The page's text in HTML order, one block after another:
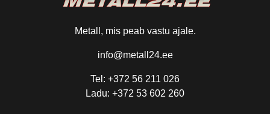
Metall, mis peab vastu ajale.
info@metall24.ee
Tel: +372 56 211 026
Ladu: +372 53 602 260